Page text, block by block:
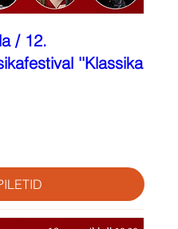
/ 12.
''Klassika